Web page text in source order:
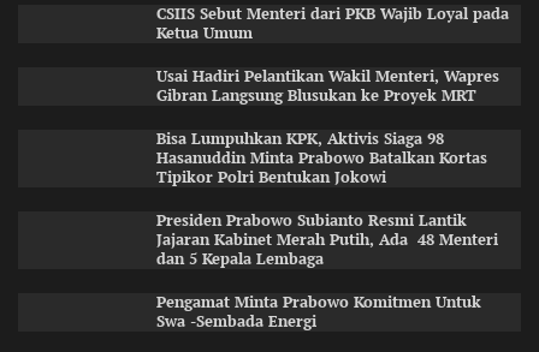
CSIIS Sebut Menteri dari PKB Wajib Loyal pada
Ketua Umum
Usai Hadiri Pelantikan Wakil Menteri, Wapres
Gibran Langsung Blusukan ke Proyek MRT
Bisa Lumpuhkan KPK, Aktivis Siaga 98
Hasanuddin Minta Prabowo Batalkan Kortas
Tipikor Polri Bentukan Jokowi
Presiden Prabowo Subianto Resmi Lantik
Jajaran Kabinet Merah Putih, Ada 48 Menteri
dan 5 Kepala Lembaga
Pengamat Minta Prabowo Komitmen Untuk
Swa -Sembada Energi